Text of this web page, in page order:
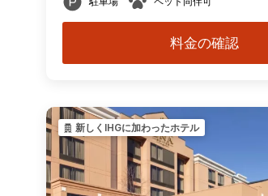
料金の確認
新しくIHGに加わったホテル